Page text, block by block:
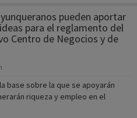
pueden aportar
para el reglamento del
Centro de Negocios y de
base sobre la que se apoyarán
riqueza y empleo en el